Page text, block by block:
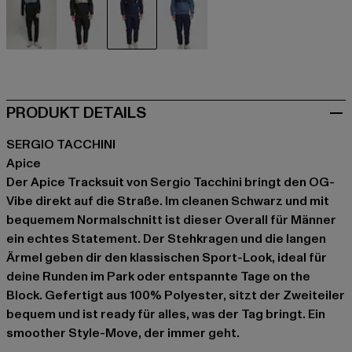
PRODUKT DETAILS
SERGIO TACCHINI
Apice
Der Apice Tracksuit von Sergio Tacchini bringt den OG-
Vibe direkt auf die Straße. Im cleanen Schwarz und mit
bequemem Normalschnitt ist dieser Overall für Männer
ein echtes Statement. Der Stehkragen und die langen
Ärmel geben dir den klassischen Sport-Look, ideal für
deine Runden im Park oder entspannte Tage on the
Block. Gefertigt aus 100% Polyester, sitzt der Zweiteiler
bequem und ist ready für alles, was der Tag bringt. Ein
smoother Style-Move, der immer geht.